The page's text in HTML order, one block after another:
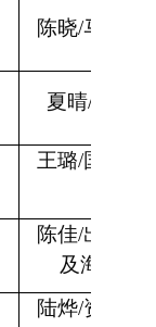
陈晓/马克思
夏晴/信息
王璐/国际关
陈佳/出国人
及海外合
陆烨/资产经